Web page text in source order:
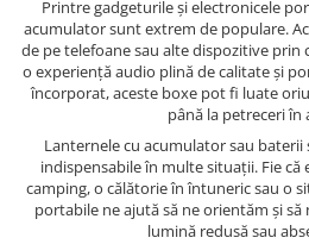
Printre gadgeturile și electronicele
acumulator sunt extrem de populare.
de pe telefoane sau alte dispozitive
o experiență audio plină de calitate și
încorporat, aceste boxe pot fi luate
până la petreceri în
Lanternele cu acumulator sau
indispensabile în multe situații. Fie că
camping, o călătorie în întuneric sau o
portabile ne ajută să ne orientăm și
lumină redusă sau